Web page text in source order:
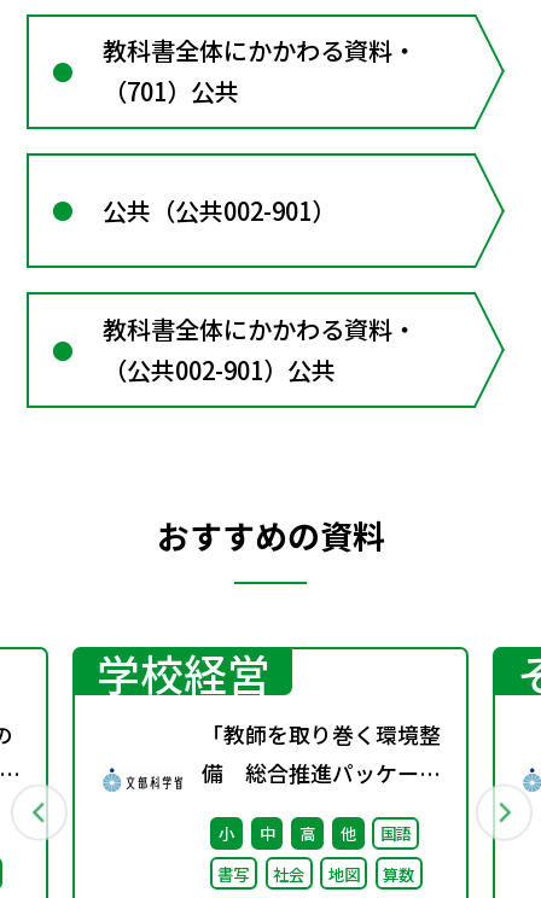
教科書全体にかかわる資料・
（701）公共
公共（公共002-901）
教科書全体にかかわる資料・
（公共002-901）公共
おすすめの資料
学校経営
「教師を取り巻く環境整
備 総合推進パッケー
ジ」取りまとめ
小 中 高 他
国語
書写
社会 地図
算数